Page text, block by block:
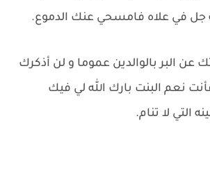
جل في علاه فامسحي عنك الدموع.
عن البر بالوالدين عموما و لن أذكرك
نعم البنت بارك الله لي فيك
التي لا تنام.